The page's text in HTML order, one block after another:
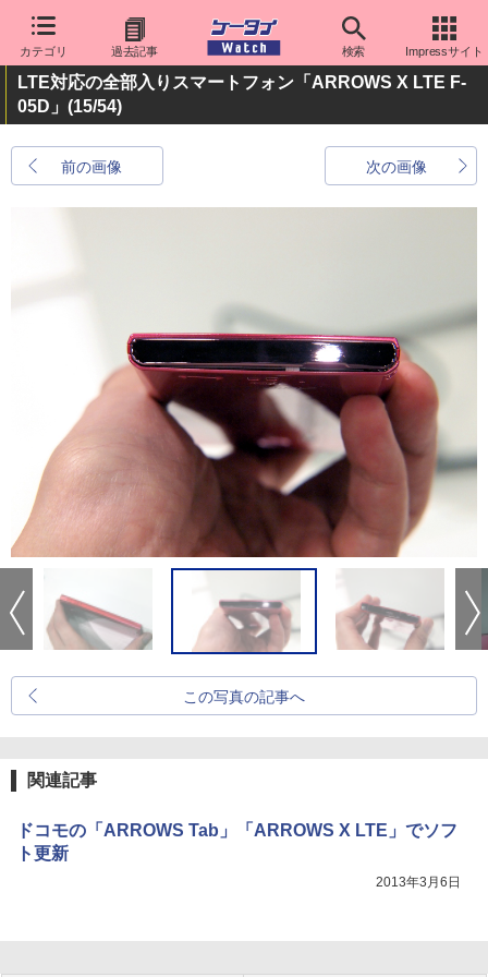
カテゴリ 過去記事 検索 Impressサイト
LTE対応の全部入りスマートフォン「ARROWS X LTE F-
05D」 (15/54)
前の画像 次の画像
この写真の記事へ
関連記事
ドコモの「ARROWS Tab」「ARROWS X LTE」でソフ
ト更新
2013年3月6日